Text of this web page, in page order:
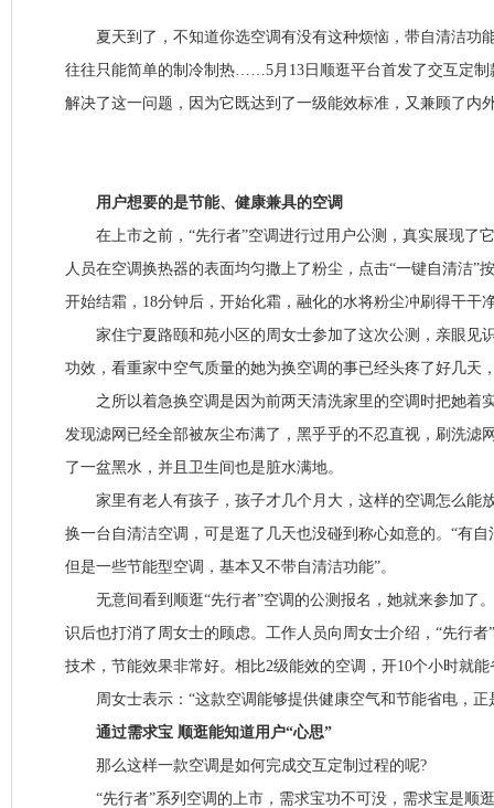
夏天到了，不知道你选空调有没有这种烦恼，带自清洁功
往往只能简单的制冷制热……5月13日顺逛平台首发了交互定制
解决了这一问题，因为它既达到了一级能效标准，又兼顾了内
用户想要的是节能、健康兼具的空调
在上市之前，“先行者”空调进行过用户公测，真实展现了
人员在空调换热器的表面均匀撒上了粉尘，点击“一键自清洁”
开始结霜，18分钟后，开始化霜，融化的水将粉尘冲刷得干干
家住宁夏路颐和苑小区的周女士参加了这次公测，亲眼见
功效，看重家中空气质量的她为换空调的事已经头疼了好几天
之所以着急换空调是因为前两天清洗家里的空调时把她着
发现滤网已经全部被灰尘布满了，黑乎乎的不忍直视，刷洗滤
了一盆黑水，并且卫生间也是脏水满地。
家里有老人有孩子，孩子才几个月大，这样的空调怎么能
换一台自清洁空调，可是逛了几天也没碰到称心如意的。“有
但是一些节能型空调，基本又不带自清洁功能”。
无意间看到顺逛“先行者”空调的公测报名，她就来参加了。
识后也打消了周女士的顾虑。工作人员向周女士介绍，“先行
技术，节能效果非常好。相比2级能效的空调，开10个小时就能
周女士表示：“这款空调能够提供健康空气和节能省电，正
通过需求宝 顺逛能知道用户“心思”
那么这样一款空调是如何完成交互定制过程的呢?
“先行者”系列空调的上市，需求宝功不可没，需求宝是顺